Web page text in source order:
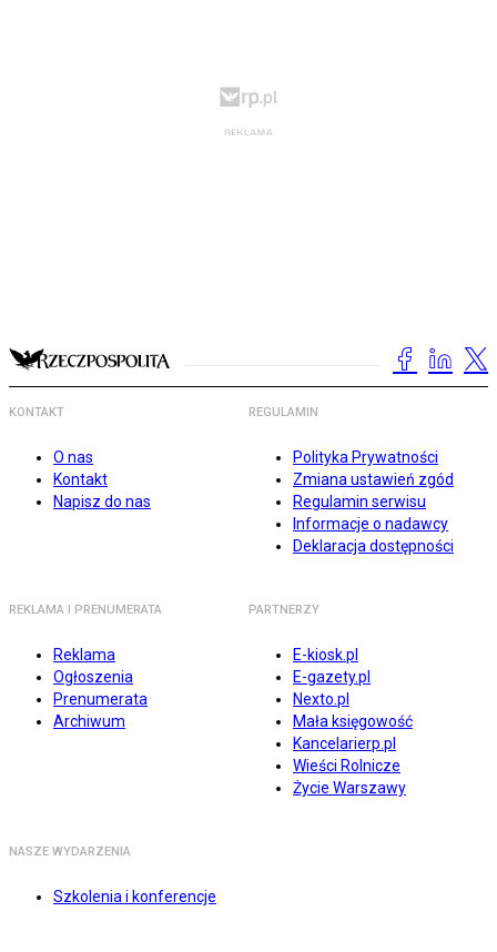
KONTAKT
O nas
Kontakt
Napisz do nas
REGULAMIN
Polityka Prywatności
Zmiana ustawień zgód
Regulamin serwisu
Informacje o nadawcy
Deklaracja dostępności
REKLAMA I PRENUMERATA
Reklama
Ogłoszenia
Prenumerata
Archiwum
PARTNERZY
E-kiosk.pl
E-gazety.pl
Nexto.pl
Mała księgowość
Kancelarierp.pl
Wieści Rolnicze
Życie Warszawy
NASZE WYDARZENIA
Szkolenia i konferencje